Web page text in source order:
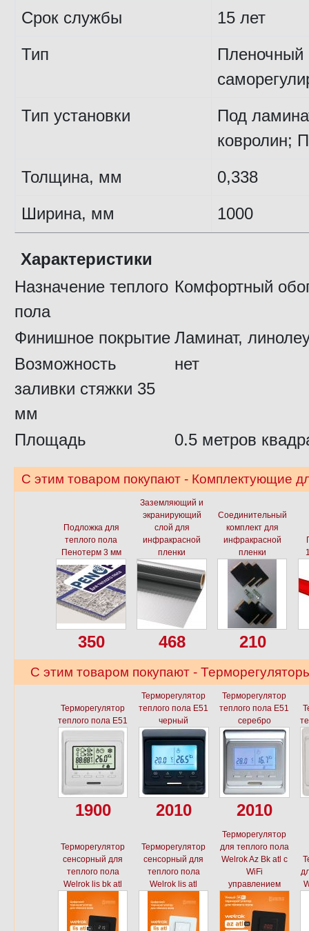
Срок службы
15 лет
Тип
Пленочный
Тип установки
Под
ковролин;
Толщина, мм
0,338
Ширина, мм
1000
Характеристики
Назначение теплого
пола
Комфортный
Финишное покрытие Ламинат,
Возможность
заливки стяжки 35
мм
нет
Площадь 0.5 метров
С этим товаром покупают - Комплектующие
Подложка для
теплого пола
Пенотерм 3 мм
350
Заземляющий и
экранирующий
слой для
инфракрасной
пленки
468
Соединительный
комплект для
инфракрасной
пленки
210
С этим товаром покупают -
Терморегулятор
теплого пола E51
1900
Терморегулятор
теплого пола E51
черный
2010
Терморегулятор
теплого пола E51
серебро
2010
Терморегулятор
сенсорный для
теплого пола
Welrok lis bk atl
Терморегулятор
сенсорный для
теплого пола
Welrok lis atl
Терморегулятор
для теплого пола
Welrok Az Bk atl с
WiFi
управлением